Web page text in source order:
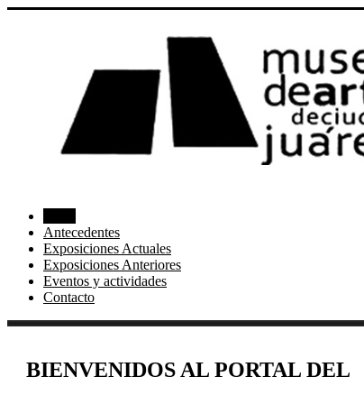
Antecedentes
Exposiciones Actuales
Exposiciones Anteriores
Eventos y actividades
Contacto
BIENVENIDOS AL PORTAL DEL